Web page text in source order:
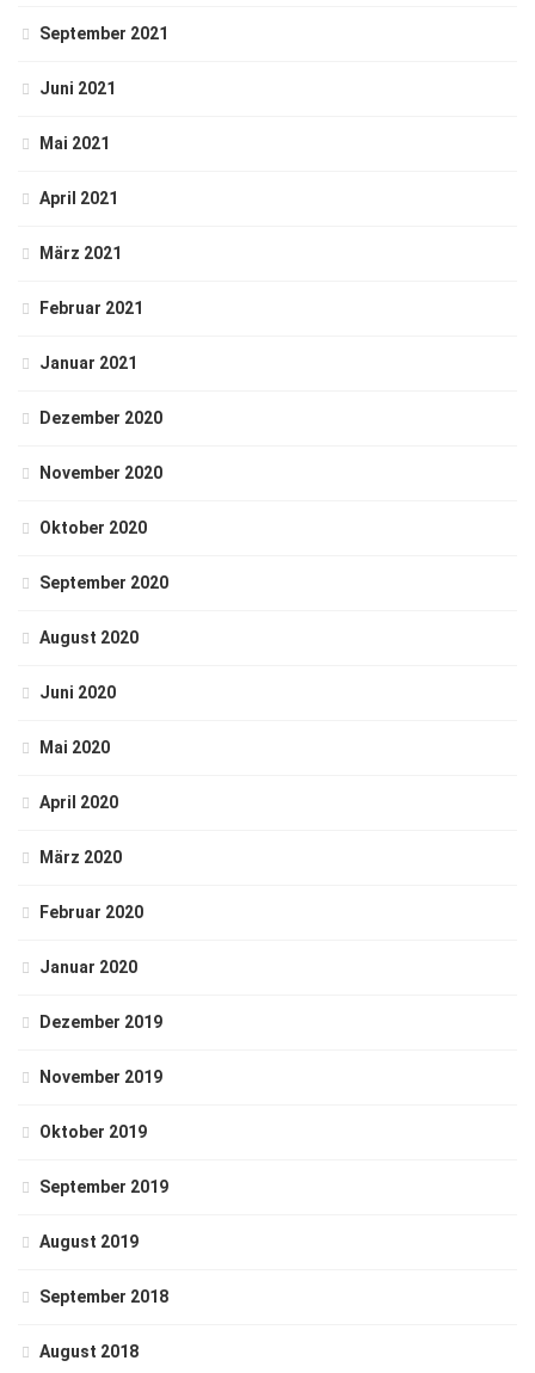
September 2021
Juni 2021
Mai 2021
April 2021
März 2021
Februar 2021
Januar 2021
Dezember 2020
November 2020
Oktober 2020
September 2020
August 2020
Juni 2020
Mai 2020
April 2020
März 2020
Februar 2020
Januar 2020
Dezember 2019
November 2019
Oktober 2019
September 2019
August 2019
September 2018
August 2018